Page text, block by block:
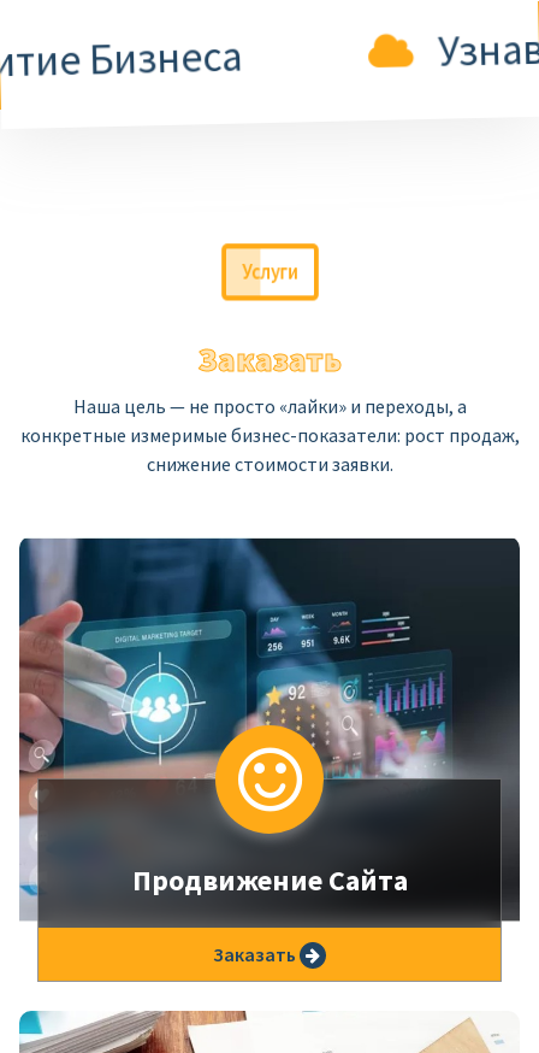
Бизнеса
Услуги
Заказать
Наша цель — не просто «лайки» и переходы, а
конкретные измеримые бизнес-показатели: рост продаж,
снижение стоимости заявки.
Продвижение Сайта
Увеличим не просто трафик, а количество
Заказать